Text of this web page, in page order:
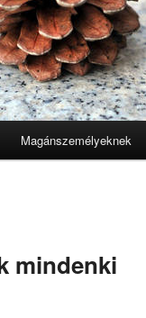
Magánszemélyeknek
mindenki